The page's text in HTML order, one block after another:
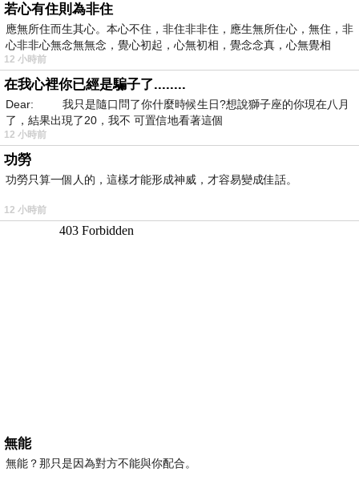
若心有住則為非住
應無所住而生其心。本心不住，非住非非住，應生無所住心，無住，非
心非非心無念無無念，覺心初起，心無初相，覺念念真，心無覺相
12 小時前
在我心裡你已經是騙子了........
Dear: 我只是隨口問了你什麼時候生日?想說獅子座的你現在八月
了，結果出現了20，我不 可置信地看著這個
12 小時前
功勞
功勞只算一個人的，這樣才能形成神威，才容易變成佳話。
12 小時前
無能
無能？那只是因為對方不能與你配合。